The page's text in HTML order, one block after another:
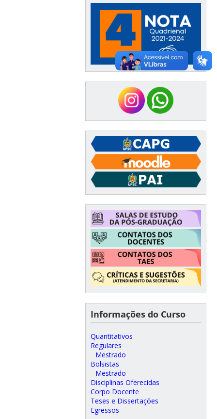
Informações do Curso
Quantitativos
Regulares
Mestrado
Bolsistas
Mestrado
Disciplinas Oferecidas
Corpo Docente
Teses e Dissertações
Egressos